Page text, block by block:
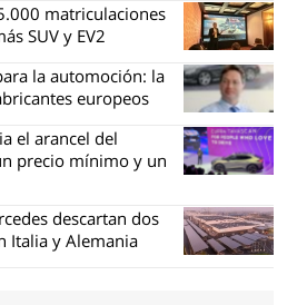
matriculaciones
SUV y EV2
la automoción: la
europeos
el arancel del
precio mínimo y un
descartan dos
Italia y Alemania